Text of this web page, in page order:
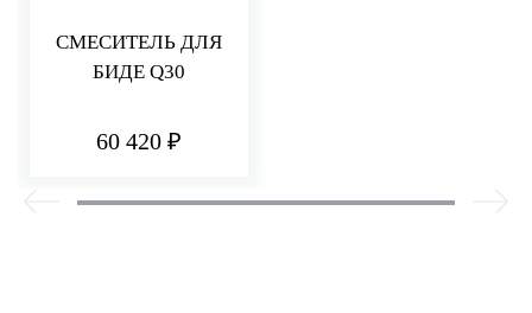
СМЕСИТЕЛЬ ДЛЯ
БИДЕ Q30
60 420 ₽